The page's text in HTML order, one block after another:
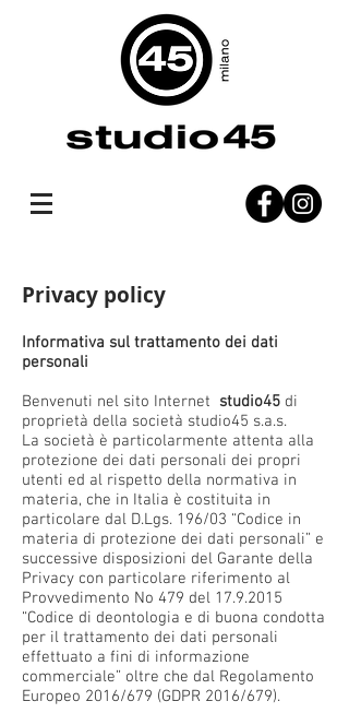
Privacy policy​
Informativa sul trattamento dei dati
personali
Benvenuti nel sito Internet studio45 di
proprietà della società studio45 s.a.s.
La società è particolarmente attenta alla
protezione dei dati personali dei propri
utenti ed al rispetto della normativa in
materia, che in Italia è costituita in
particolare dal D.Lgs. 196/03 “Codice in
materia di protezione dei dati personali” e
successive disposizioni del Garante della
Privacy con particolare riferimento al
Provvedimento No 479 del 17.9.2015
“Codice di deontologia e di buona condotta
per il trattamento dei dati personali
effettuato a fini di informazione
commerciale” oltre che dal Regolamento
Europeo 2016/679 (GDPR 2016/679).